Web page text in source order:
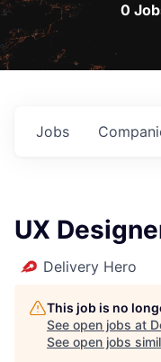
0
Jobs
UX
Delivery Hero
This job is no
See open jobs at
See open jobs